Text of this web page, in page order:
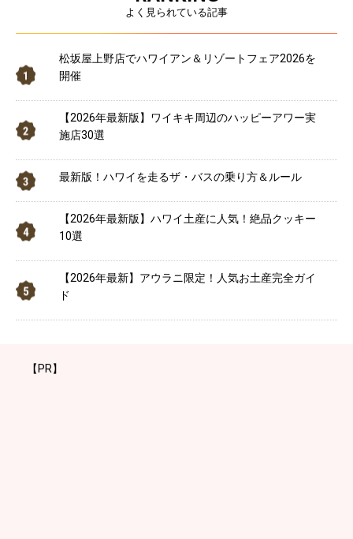
よく見られている記事
松坂屋上野店でハワイアン＆リゾートフェア2026を
開催
【2026年最新版】ワイキキ周辺のハッピーアワー実
施店30選
最新版！ハワイを走るザ・バスの乗り方＆ルール
【2026年最新版】ハワイ土産に人気！絶品クッキー
10選
【2026年最新】アウラニ限定！人気お土産完全ガイ
ド
【PR】